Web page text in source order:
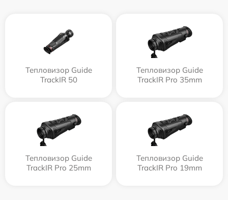
Тепловизор Guide
TrackIR 50
Тепловизор Guide
TrackIR Pro 35mm
Тепловизор Guide
TrackIR Pro 25mm
Тепловизор Guide
TrackIR Pro 19mm